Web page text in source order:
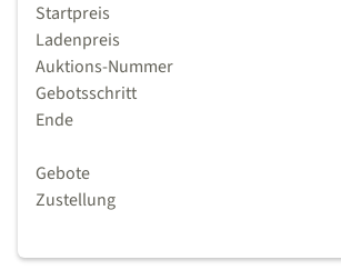
Startpreis
Ladenpreis
Auktions-Nummer
Gebotsschritt
Ende
Gebote
Zustellung